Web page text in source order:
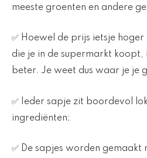
meeste groenten en andere
✅ Hoewel de prijs ietsje
die je in de supermarkt koopt,
beter. Je weet dus waar je je
✅ Ieder sapje zit boordevol
ingrediënten;
✅ De sapjes worden gemaakt